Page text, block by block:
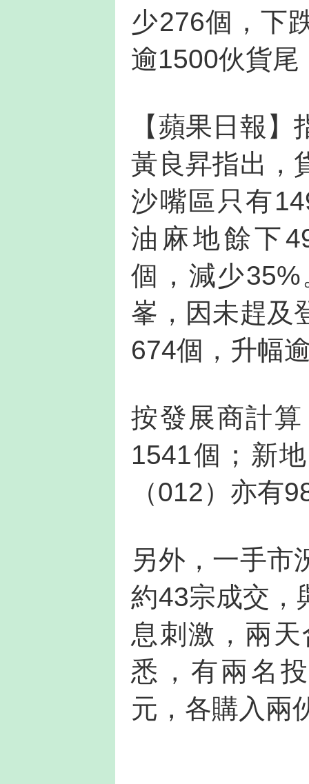
少276個，下
逾1500伙貨尾
【蘋果日報
黃良昇指出，
沙嘴區只有
油麻地餘下
個，減少
峯，因未趕及
674個，升幅
按發展商計
1541個；新
（012）亦有
另外，一手市
約43宗成交，
息刺激，兩
悉，有兩名
元，各購入兩